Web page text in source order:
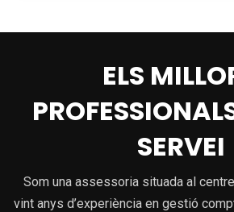
ELS
SERVEI
Som una assessoria situada al
vint anys d’experiència en gestió